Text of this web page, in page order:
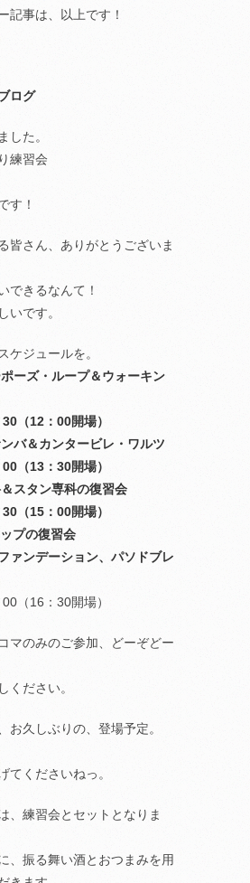
記事は、以上です！
ログ
した。
練習会
す！
皆さん、ありがとうございま
できるなんて！
いです。
ケジュールを。
ーズ・ループ＆ウォーキン
（12：00開場）
バ＆カンタービレ・ワルツ
（13：30開場）
スタン専科の復習会
（15：00開場）
プの復習会
ァンデーション、パソドブレ
（16：30開場）
マのみのご参加、どーぞどー
ください。
お久しぶりの、登場予定。
てくださいねっ。
、練習会とセットとなりま
、振る舞い酒とおつまみを用